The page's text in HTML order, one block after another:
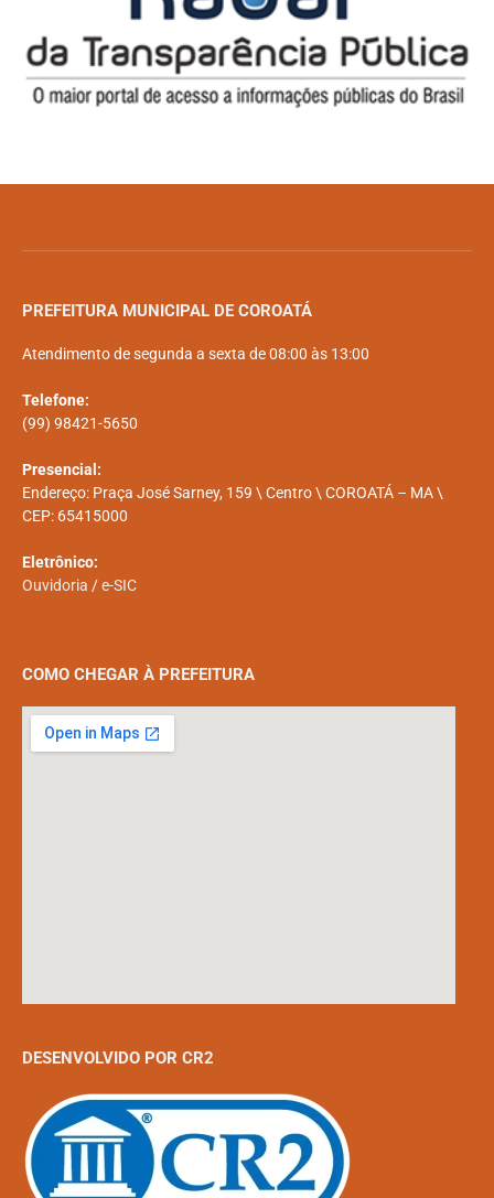
PREFEITURA MUNICIPAL DE COROATÁ
Atendimento de segunda a sexta de 08:00 às 13:00
Telefone:
(99) 98421-5650
Presencial:
Endereço: Praça José Sarney, 159 \ Centro \ COROATÁ – MA \
CEP: 65415000
Eletrônico:
Ouvidoria /e-SIC
COMO CHEGAR À PREFEITURA
DESENVOLVIDO POR CR2